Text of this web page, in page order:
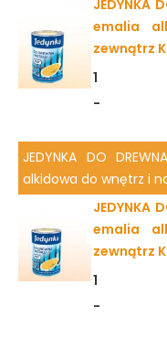
JEDYNKA
emalia
zewnątrz
1
-
JEDYNKA DO
alkidowa do wnętrz i
JEDYNKA
emalia
zewnątrz
1
-